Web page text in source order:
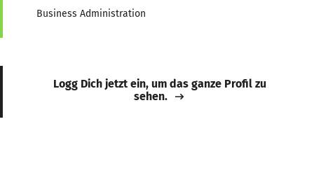
Business Administration
Logg Dich jetzt ein, um das ganze Profil zu
sehen.